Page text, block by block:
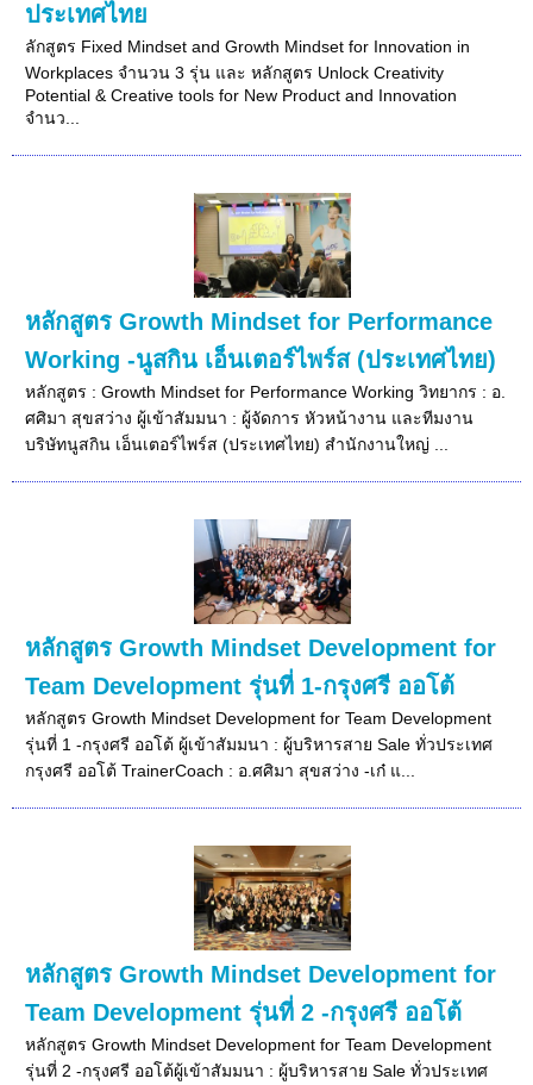
ประเทศไทย
ลักสูตร Fixed Mindset and Growth Mindset for Innovation in
Workplaces จำนวน 3 รุ่น และ หลักสูตร Unlock Creativity
Potential & Creative tools for New Product and Innovation
จำนว...
หลักสูตร Growth Mindset for Performance
Working -นูสกิน เอ็นเตอร์ไพร์ส (ประเทศไทย)
หลักสูตร : Growth Mindset for Performance Working วิทยากร : อ.
ศศิมา สุขสว่าง ผู้เข้าสัมมนา : ผู้จัดการ หัวหน้างาน และทีมงาน
บริษัทนูสกิน เอ็นเตอร์ไพร์ส (ประเทศไทย) สำนักงานใหญ่ ...
หลักสูตร Growth Mindset Development for
Team Development รุ่นที่ 1-กรุงศรี ออโต้
หลักสูตร Growth Mindset Development for Team Development
รุ่นที่ 1 -กรุงศรี ออโต้ ผู้เข้าสัมมนา : ผู้บริหารสาย Sale ทั่วประเทศ
กรุงศรี ออโต้ TrainerCoach : อ.ศศิมา สุขสว่าง -เก๋ แ...
หลักสูตร Growth Mindset Development for
Team Development รุ่นที่ 2 -กรุงศรี ออโต้
หลักสูตร Growth Mindset Development for Team Development
รุ่นที่ 2 -กรุงศรี ออโต้ผู้เข้าสัมมนา : ผู้บริหารสาย Sale ทั่วประเทศ